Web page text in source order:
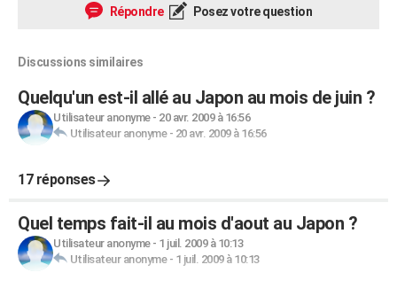
Répondre Posez votre question
Discussions similaires
Quelqu'un est-il allé au Japon au mois de juin ?
Utilisateur anonyme- 20 avr. 2009 à 16:56
Utilisateur anonyme- 20 avr. 2009 à 16:56
17 réponses
Quel temps fait-il au mois d'aout au Japon ?
Utilisateur anonyme- 1 juil. 2009 à 10:13
Utilisateur anonyme- 1 juil. 2009 à 10:13